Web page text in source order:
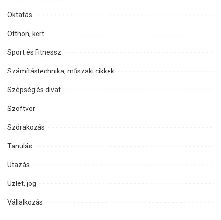
Oktatás
Otthon, kert
Sport és Fitnessz
Számítástechnika, műszaki cikkek
Szépség és divat
Szoftver
Szórakozás
Tanulás
Utazás
Üzlet, jog
Vállalkozás